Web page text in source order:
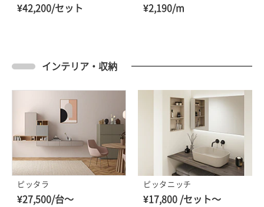
¥42,200/セット ¥2,190/m
インテリア・収納
ピッタラ
¥27,500/台～
ピッタニッチ
¥17,800 /セット～